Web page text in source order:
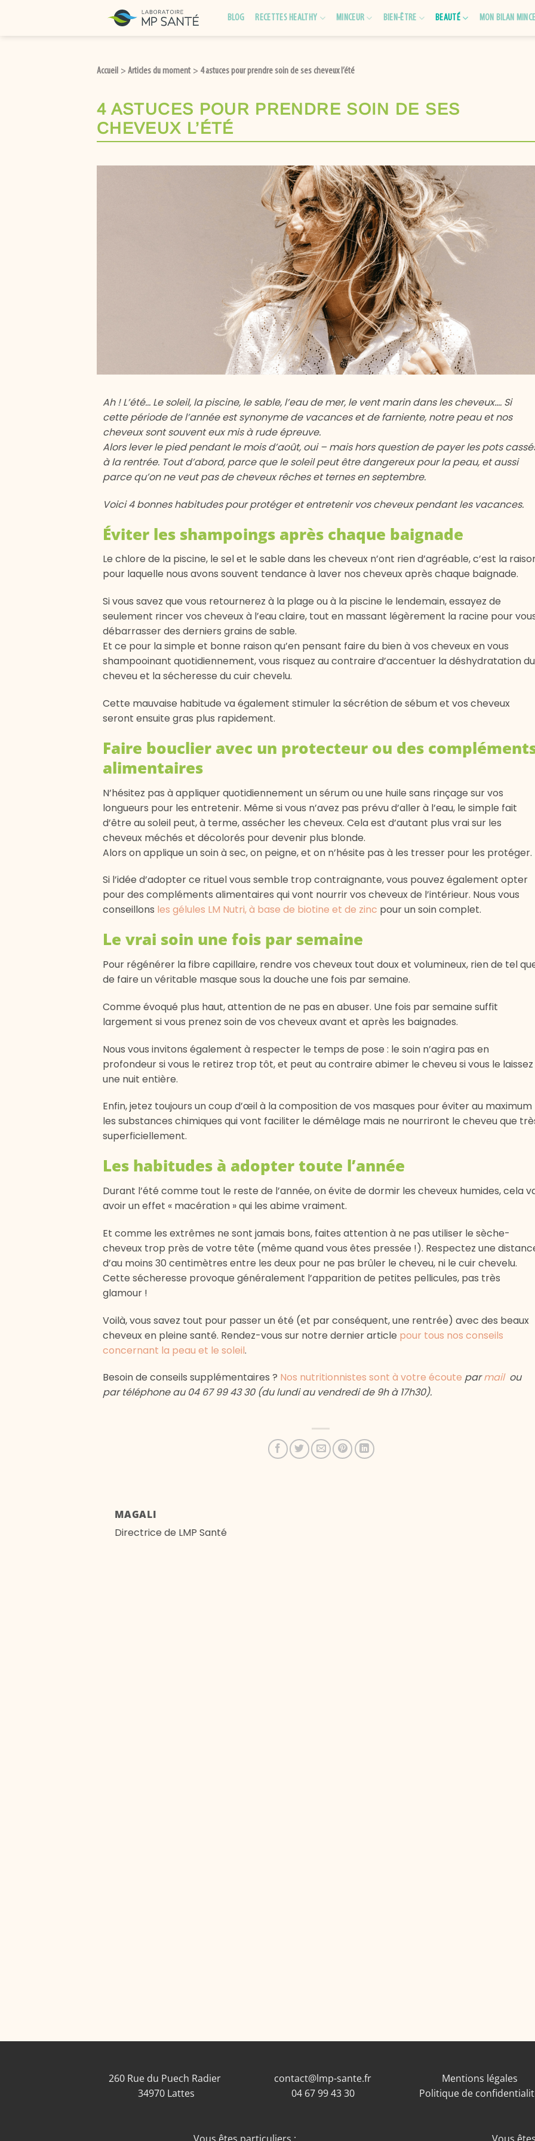
BLOG RECETTES HEALTHY MINCEUR BIEN-ÊTRE BEAUTÉ MON BILAN
Accueil > Articles du moment > 4 astuces pour prendre soin de ses cheveux l’été
4 ASTUCES POUR PRENDRE SOIN DE SES
CHEVEUX L’ÉTÉ
Ah ! L’été… Le soleil, la piscine, le sable, l’eau de mer, le vent marin dans les cheveux…. Si
cette période de l’année est synonyme de vacances et de farniente, notre peau et nos
cheveux sont souvent eux mis à rude épreuve.
Alors lever le pied pendant le mois d’août, oui – mais hors question de payer les pots
à la rentrée. Tout d’abord, parce que le soleil peut être dangereux pour la peau, et aussi
parce qu’on ne veut pas de cheveux rêches et ternes en septembre.
Voici 4 bonnes habitudes pour protéger et entretenir vos cheveux pendant les vacances.
Éviter les shampoings après chaque baignade
Le chlore de la piscine, le sel et le sable dans les cheveux n’ont rien d’agréable, c’est la
pour laquelle nous avons souvent tendance à laver nos cheveux après chaque baignade.
Si vous savez que vous retournerez à la plage ou à la piscine le lendemain, essayez de
seulement rincer vos cheveux à l’eau claire, tout en massant légèrement la racine pour
débarrasser des derniers grains de sable.
Et ce pour la simple et bonne raison qu’en pensant faire du bien à vos cheveux en vous
shampooinant quotidiennement, vous risquez au contraire d’accentuer la déshydratation du
cheveu et la sécheresse du cuir chevelu.
Cette mauvaise habitude va également stimuler la sécrétion de sébum et vos cheveux
seront ensuite gras plus rapidement.
Faire bouclier avec un protecteur ou des
alimentaires
N’hésitez pas à appliquer quotidiennement un sérum ou une huile sans rinçage sur vos
longueurs pour les entretenir. Même si vous n’avez pas prévu d’aller à l’eau, le simple fait
d’être au soleil peut, à terme, assécher les cheveux. Cela est d’autant plus vrai sur les
cheveux méchés et décolorés pour devenir plus blonde.
Alors on applique un soin à sec, on peigne, et on n’hésite pas à les tresser pour les protéger.
Si l’idée d’adopter ce rituel vous semble trop contraignante, vous pouvez également opter
pour des compléments alimentaires qui vont nourrir vos cheveux de l’intérieur. Nous vous
conseillons les gélules LM Nutri, à base de biotine et de zinc pour un soin complet.
Le vrai soin une fois par semaine
Pour régénérer la fibre capillaire, rendre vos cheveux tout doux et volumineux, rien de tel
de faire un véritable masque sous la douche une fois par semaine.
Comme évoqué plus haut, attention de ne pas en abuser. Une fois par semaine suffit
largement si vous prenez soin de vos cheveux avant et après les baignades.
Nous vous invitons également à respecter le temps de pose : le soin n’agira pas en
profondeur si vous le retirez trop tôt, et peut au contraire abimer le cheveu si vous le laissez
une nuit entière.
Enfin, jetez toujours un coup d’œil à la composition de vos masques pour éviter au maximum
les substances chimiques qui vont faciliter le démêlage mais ne nourriront le cheveu que
superficiellement.
Les habitudes à adopter toute l’année
Durant l’été comme tout le reste de l’année, on évite de dormir les cheveux humides, cela
avoir un effet « macération » qui les abime vraiment.
Et comme les extrêmes ne sont jamais bons, faites attention à ne pas utiliser le sèche-
cheveux trop près de votre tête (même quand vous êtes pressée !). Respectez une
d’au moins 30 centimètres entre les deux pour ne pas brûler le cheveu, ni le cuir chevelu.
Cette sécheresse provoque généralement l’apparition de petites pellicules, pas très
glamour !
Voilà, vous savez tout pour passer un été (et par conséquent, une rentrée) avec des beaux
cheveux en pleine santé. Rendez-vous sur notre dernier article pour tous nos conseils
concernant la peau et le soleil.
Besoin de conseils supplémentaires ? Nos nutritionnistes sont à votre écoute parmailou
par téléphone au 04 67 99 43 30 (du lundi au vendredi de 9h à 17h30).
MAGALI
Directrice de LMP Santé
260 Rue du Puech Radier
34970 Lattes
contact@lmp-sante.fr
04 67 99 43 30
Mentions légales
Politique de